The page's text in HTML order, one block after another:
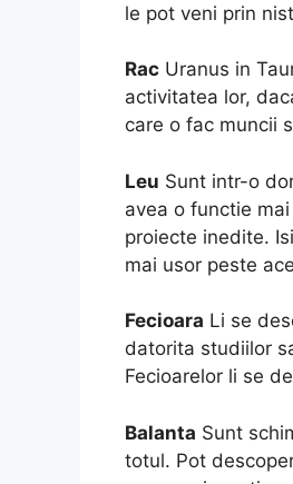
le pot veni prin
Rac Uranus in
activitatea lor,
care o fac muncii
Leu Sunt intr-o
avea o functie
proiecte inedite.
mai usor peste
Fecioara Li se
datorita studiilor
Fecioarelor li se
Balanta Sunt
totul. Pot